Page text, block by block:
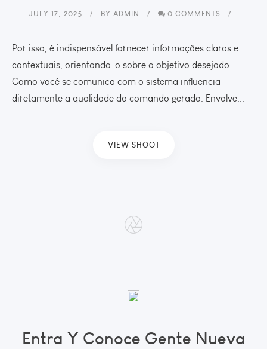
JULY 17, 2025 BY ADMIN 0 COMMENTS
Por isso, é indispensável fornecer informações claras e
contextuais, orientando-o sobre o objetivo desejado.
Como você se comunica com o sistema influencia
diretamente a qualidade do comando gerado. Envolve...
VIEW SHOOT
Entra Y Conoce Gente Nueva